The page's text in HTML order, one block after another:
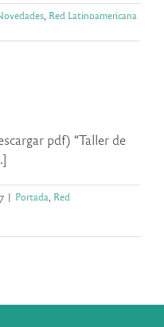
Red Latinoamericana
pdf) “Taller de
| Portada Red